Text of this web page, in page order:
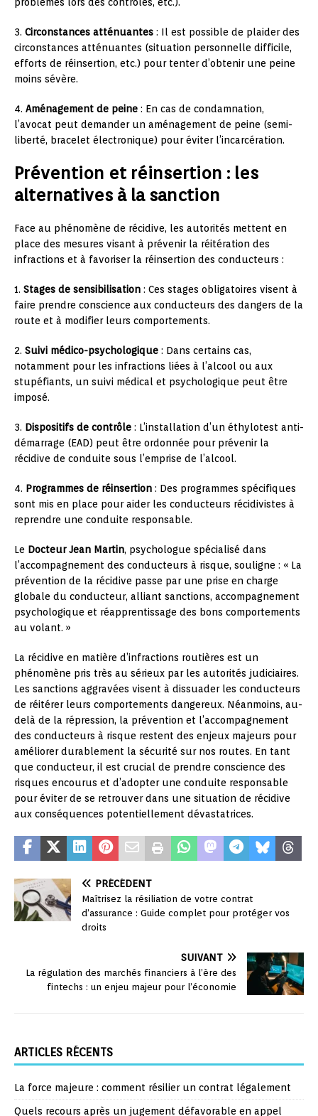
3. Circonstances atténuantes : Il est possible de plaider des
circonstances atténuantes (situation personnelle difficile,
efforts de réinsertion, etc.) pour tenter d’obtenir une peine
moins sévère.
4. Aménagement de peine : En cas de condamnation,
l’avocat peut demander un aménagement de peine (semi-
liberté, bracelet électronique) pour éviter l’incarcération.
Prévention et réinsertion : les
alternatives à la sanction
Face au phénomène de récidive, les autorités mettent en
place des mesures visant à prévenir la réitération des
infractions et à favoriser la réinsertion des conducteurs :
1. Stages de sensibilisation : Ces stages obligatoires visent à
faire prendre conscience aux conducteurs des dangers de la
route et à modifier leurs comportements.
2. Suivi médico-psychologique : Dans certains cas,
notamment pour les infractions liées à l’alcool ou aux
stupéfiants, un suivi médical et psychologique peut être
imposé.
3. Dispositifs de contrôle : L’installation d’un éthylotest anti-
démarrage (EAD) peut être ordonnée pour prévenir la
récidive de conduite sous l’emprise de l’alcool.
4. Programmes de réinsertion : Des programmes spécifiques
sont mis en place pour aider les conducteurs récidivistes à
reprendre une conduite responsable.
Le Docteur Jean Martin, psychologue spécialisé dans
l’accompagnement des conducteurs à risque, souligne : « La
prévention de la récidive passe par une prise en charge
globale du conducteur, alliant sanctions, accompagnement
psychologique et réapprentissage des bons comportements
au volant. »
La récidive en matière d’infractions routières est un
phénomène pris très au sérieux par les autorités judiciaires.
Les sanctions aggravées visent à dissuader les conducteurs
de réitérer leurs comportements dangereux. Néanmoins, au-
delà de la répression, la prévention et l’accompagnement
des conducteurs à risque restent des enjeux majeurs pour
améliorer durablement la sécurité sur nos routes. En tant
que conducteur, il est crucial de prendre conscience des
risques encourus et d’adopter une conduite responsable
pour éviter de se retrouver dans une situation de récidive
aux conséquences potentiellement dévastatrices.
PRÉCÉDENT
Maîtrisez la résiliation de votre contrat
d’assurance : Guide complet pour protéger vos
droits
SUIVANT
La régulation des marchés financiers à l’ère des
fintechs : un enjeu majeur pour l’économie
ARTICLES RÉCENTS
La force majeure : comment résilier un contrat légalement
Quels recours après un jugement défavorable en appel